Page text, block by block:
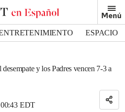
Menú
ESPACIO
y los Padres vencen 7-3 a
00:43 EDT